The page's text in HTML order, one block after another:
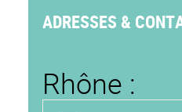
ADRESSES &
Rhône :